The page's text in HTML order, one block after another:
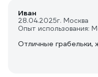
Иван
28.04.2025г. Москва
Опыт использования:
Отличные грабельки,